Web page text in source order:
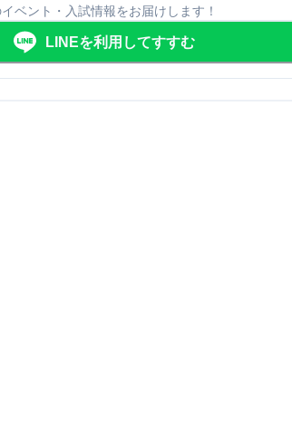
ベント・入試情報をお届けします！
LINEを利用してすすむ